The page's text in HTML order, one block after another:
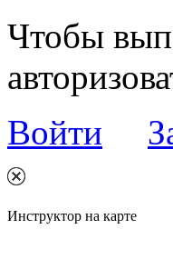
Чтобы
Войти
Инструктор на карте